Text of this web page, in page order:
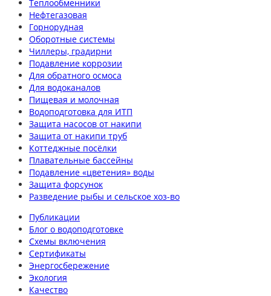
Теплообменники
Нефтегазовая
Горнорудная
Оборотные системы
Чиллеры, градирни
Подавление коррозии
Для обратного осмоса
Для водоканалов
Пищевая и молочная
Водоподготовка для ИТП
Защита насосов от накипи
Защита от накипи труб
Коттеджные посёлки
Плавательные бассейны
Подавление «цветения» воды
Защита форсунок
Разведение рыбы и сельское хоз-во
Публикации
Блог о водоподготовке
Схемы включения
Сертификаты
Энергосбережение
Экология
Качество